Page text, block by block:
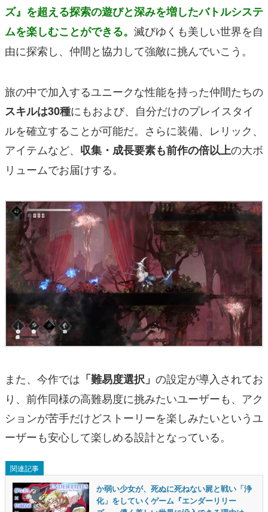
ズ』を超える探索の遊びと深みを増したバトルシステ
ムを楽しむことができる。 滅びゆくも美しい世界を自
由に探索し、仲間と協力して強敵に挑んでいこう。
旅の中で加入するユニークな性能を持った仲間たちの
スキルは30種にもおよび、自分だけのプレイスタイ
ルを確立することが可能だ。さらに装備、レリック、
アイテムなど、 収集・成長要素も前作の倍以上の大ボ
リュームでお届けする。
また、今作では 「難易度選択」 の設定が導入されてお
り、前作同様の高難易度に挑みたいユーザーも、アク
ションが苦手だけどストーリーを楽しみたいというユ
ーザーも安心して楽しめる設計となっている。
関連記事
か弱い少女が、死ぬに死ねない屍と戦い「浄
化」をしていくゲーム『エンダーリリー